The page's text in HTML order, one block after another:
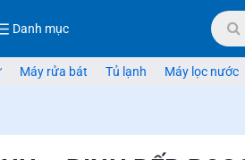
Danh mục
Máy rửa bát Tủ lạnh Máy lọc nước